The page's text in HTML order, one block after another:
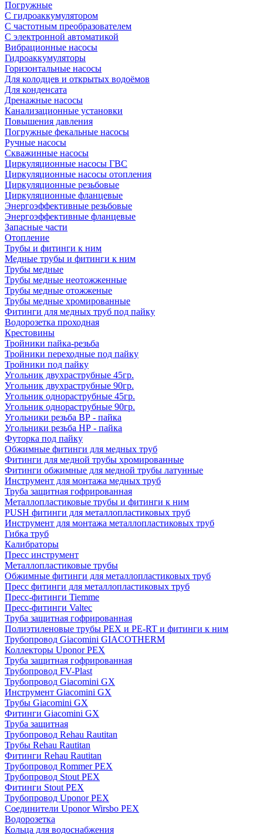
Погружные
С гидроаккумулятором
С частотным преобразователем
С электронной автоматикой
Вибрационные насосы
Гидроаккумуляторы
Горизонтальные насосы
Для колодцев и открытых водоёмов
Для конденсата
Дренажные насосы
Канализационные установки
Повышения давления
Погружные фекальные насосы
Ручные насосы
Скважинные насосы
Циркуляционные насосы ГВС
Циркуляционные насосы отопления
Циркуляционные резьбовые
Циркуляционные фланцевые
Энергоэффективные резьбовые
Энергоэффективные фланцевые
Запасные части
Отопление
Трубы и фитинги к ним
Медные трубы и фитинги к ним
Трубы медные
Трубы медные неотожженные
Трубы медные отожженые
Трубы медные хромированные
Фитинги для медных труб под пайку
Водорозетка проходная
Крестовины
Тройники пайка-резьба
Тройники переходные под пайку
Тройники под пайку
Угольник двухраструбные 45гр.
Угольник двухраструбные 90гр.
Угольник однораструбные 45гр.
Угольник однораструбные 90гр.
Угольники резьба ВР - пайка
Угольники резьба НР - пайка
Футорка под пайку
Обжимные фитинги для медных труб
Фитинги для медной трубы хромированные
Фитинги обжимные для медной трубы латунные
Инструмент для монтажа медных труб
Труба защитная гофрированная
Металлопластиковые трубы и фитинги к ним
PUSH фитинги для металлопластиковых труб
Инструмент для монтажа металлопластиковых труб
Гибка труб
Калибраторы
Пресс инструмент
Металлопластиковые трубы
Обжимные фитинги для металлопластиковых труб
Пресс фитинги для металлопластиковых труб
Пресс-фитинги Tiemme
Пресс-фитинги Valtec
Труба защитная гофрированная
Полиэтиленовые трубы PEX и PE-RT и фитинги к ним
Трубопровод Giacomini GIACOTHERM
Коллекторы Uponor PEX
Труба защитная гофрированная
Трубопровод FV-Plast
Трубопровод Giacomini GX
Инструмент Giacomini GX
Трубы Giacomini GX
Фитинги Giacomini GX
Труба защитная
Трубопровод Rehau Rautitan
Трубы Rehau Rautitan
Фитинги Rehau Rautitan
Трубопровод Rommer PEX
Трубопровод Stout PEX
Фитинги Stout PEX
Трубопровод Uponor PEX
Соединители Uponor Wirsbo PEX
Водорозетка
Кольца для водоснабжения